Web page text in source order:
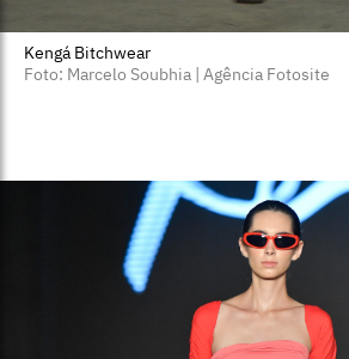
Kengá Bitchwear
Foto: Marcelo Soubhia | Agência Fotosite